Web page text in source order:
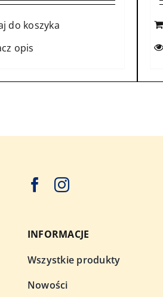
do koszyka
opis
INFORMACJE
Wszystkie produkty
Nowości